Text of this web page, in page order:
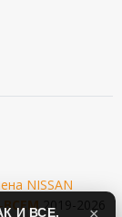
NISSAN
-ВСЕМ2019-2026
И ВСЕ.